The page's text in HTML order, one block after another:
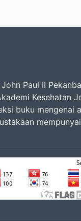
Paul II
Kesehatan
buku mengenai
mempunyai